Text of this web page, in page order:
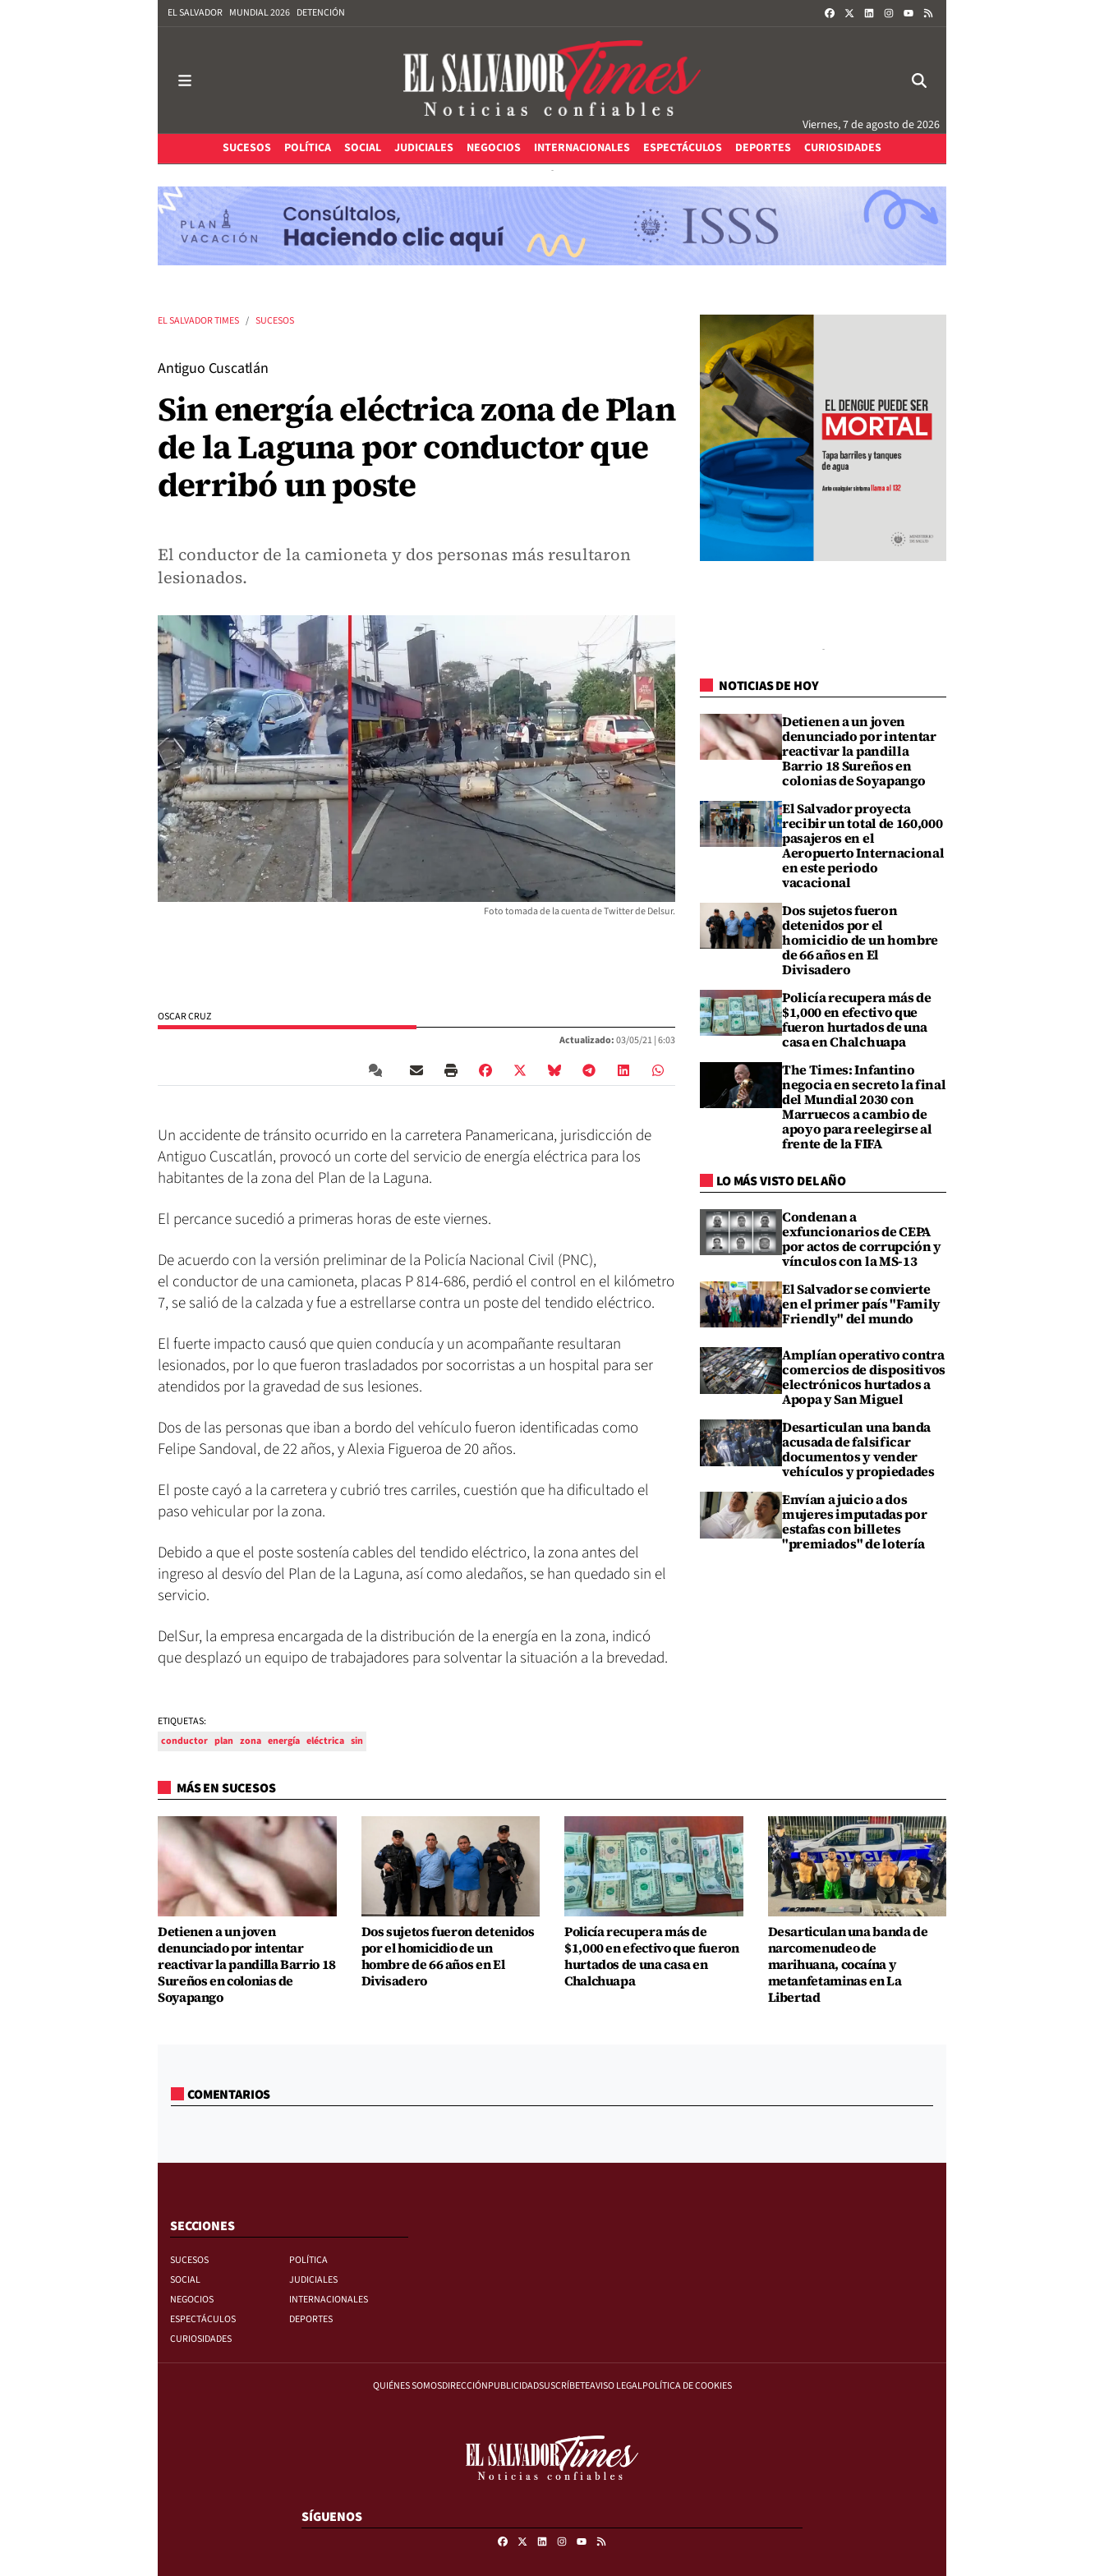
EL SALVADOR MUNDIAL 2026 DETENCIÓN FACEBOOKLINKEDININSTAGRAM
Viernes, 7 de agosto de 2026
SUCESOS
POLÍTICA SOCIAL JUDICIALES NEGOCIOS INTERNACIONALES ESPECTÁCULOS DEPORTES CURIOSIDADES
EL SALVADOR TIMES SUCESOS
Antiguo Cuscatlán
Sin energía eléctrica zona de Plan
de la Laguna por conductor que
derribó un poste
El conductor de la camioneta y dos personas más resultaron
lesionados.
Foto tomada de la cuenta de Twitter de Delsur.
OSCAR CRUZ
Actualizado:03/05/21 |6:03
Un accidente de tránsito ocurrido en la carretera Panamericana, jurisdicción de
Antiguo Cuscatlán, provocó un corte del servicio de energía eléctrica para los
habitantes de la zona del Plan de la Laguna.
El percance sucedió a primeras horas de este viernes.
De acuerdo con la versión preliminar de la Policía Nacional Civil (PNC),
el conductor de una camioneta, placas P 814-686, perdió el control en el kilómetro
7, se salió de la calzada y fue a estrellarse contra un poste del tendido eléctrico.
El fuerte impacto causó que quien conducía y un acompañante resultaran
lesionados, por lo que fueron trasladados por socorristas a un hospital para ser
atendidos por la gravedad de sus lesiones.
Dos de las personas que iban a bordo del vehículo fueron identificadas como
Felipe Sandoval, de 22 años, y Alexia Figueroa de 20 años.
El poste cayó a la carretera y cubrió tres carriles, cuestión que ha dificultado el
paso vehicular por la zona.
Debido a que el poste sostenía cables del tendido eléctrico, la zona antes del
ingreso al desvío del Plan de la Laguna, así como aledaños, se han quedado sin el
servicio.
DelSur, la empresa encargada de la distribución de la energía en la zona, indicó
que desplazó un equipo de trabajadores para solventar la situación a la brevedad.
ETIQUETAS:
conductor plan zona energía eléctrica sin
NOTICIAS DE HOY
Detienen a un joven
denunciado por intentar
reactivar la pandilla
Barrio 18 Sureños en
colonias de Soyapango
El Salvador proyecta
recibir un total de 160,000
pasajeros en el
Aeropuerto Internacional
en este periodo
vacacional
Dos sujetos fueron
detenidos por el
homicidio de un hombre
de 66 años en El
Divisadero
Policía recupera más de
$1,000 en efectivo que
fueron hurtados de una
casa en Chalchuapa
The Times: Infantino
negocia en secreto la final
del Mundial 2030 con
Marruecos a cambio de
apoyo para reelegirse al
frente de la FIFA
LO MÁS VISTO DEL AÑO
Condenan a
exfuncionarios de CEPA
por actos de corrupción y
vínculos con la MS-13
El Salvador se convierte
en el primer país "Family
Friendly" del mundo
Amplían operativo contra
comercios de dispositivos
electrónicos hurtados a
Apopa y San Miguel
Desarticulan una banda
acusada de falsificar
documentos y vender
vehículos y propiedades
Envían a juicio a dos
mujeres imputadas por
estafas con billetes
"premiados" de lotería
MÁS EN SUCESOS
Detienen a un joven
denunciado por intentar
reactivar la pandilla Barrio 18
Sureños en colonias de
Soyapango
Dos sujetos fueron detenidos
por el homicidio de un
hombre de 66 años en El
Divisadero
Policía recupera más de
$1,000 en efectivo que fueron
hurtados de una casa en
Chalchuapa
Desarticulan una banda de
narcomenudeo de
marihuana, cocaína y
metanfetaminas en La
Libertad
COMENTARIOS
SECCIONES
SUCESOS
POLÍTICA
SOCIAL
JUDICIALES
NEGOCIOS
INTERNACIONALES
ESPECTÁCULOS
DEPORTES
CURIOSIDADES
QUIÉNES SOMOSDIRECCIÓNPUBLICIDADSUSCRÍBETEAVISO LEGALPOLÍTICA DE COOKIES
SÍGUENOS
FacebookLinkedinInstagram